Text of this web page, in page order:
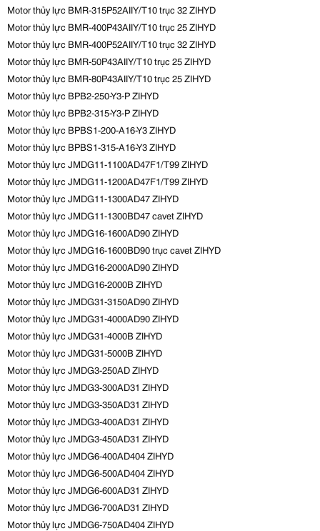
Motor thủy lực BMR-315P52AIIY/T10 trục 32 ZIHYD
Motor thủy lực BMR-400P43AIIY/T10 trục 25 ZIHYD
Motor thủy lực BMR-400P52AIIY/T10 trục 32 ZIHYD
Motor thủy lực BMR-50P43AIIY/T10 trục 25 ZIHYD
Motor thủy lực BMR-80P43AIIY/T10 trục 25 ZIHYD
Motor thủy lực BPB2-250-Y3-P ZIHYD
Motor thủy lực BPB2-315-Y3-P ZIHYD
Motor thủy lực BPBS1-200-A16-Y3 ZIHYD
Motor thủy lực BPBS1-315-A16-Y3 ZIHYD
Motor thủy lực JMDG11-1100AD47F1/T99 ZIHYD
Motor thủy lực JMDG11-1200AD47F1/T99 ZIHYD
Motor thủy lực JMDG11-1300AD47 ZIHYD
Motor thủy lực JMDG11-1300BD47 cavet ZIHYD
Motor thủy lực JMDG16-1600AD90 ZIHYD
Motor thủy lực JMDG16-1600BD90 trục cavet ZIHYD
Motor thủy lực JMDG16-2000AD90 ZIHYD
Motor thủy lực JMDG16-2000B ZIHYD
Motor thủy lực JMDG31-3150AD90 ZIHYD
Motor thủy lực JMDG31-4000AD90 ZIHYD
Motor thủy lực JMDG31-4000B ZIHYD
Motor thủy lực JMDG31-5000B ZIHYD
Motor thủy lực JMDG3-250AD ZIHYD
Motor thủy lực JMDG3-300AD31 ZIHYD
Motor thủy lực JMDG3-350AD31 ZIHYD
Motor thủy lực JMDG3-400AD31 ZIHYD
Motor thủy lực JMDG3-450AD31 ZIHYD
Motor thủy lực JMDG6-400AD404 ZIHYD
Motor thủy lực JMDG6-500AD404 ZIHYD
Motor thủy lực JMDG6-600AD31 ZIHYD
Motor thủy lực JMDG6-700AD31 ZIHYD
Motor thủy lực JMDG6-750AD404 ZIHYD